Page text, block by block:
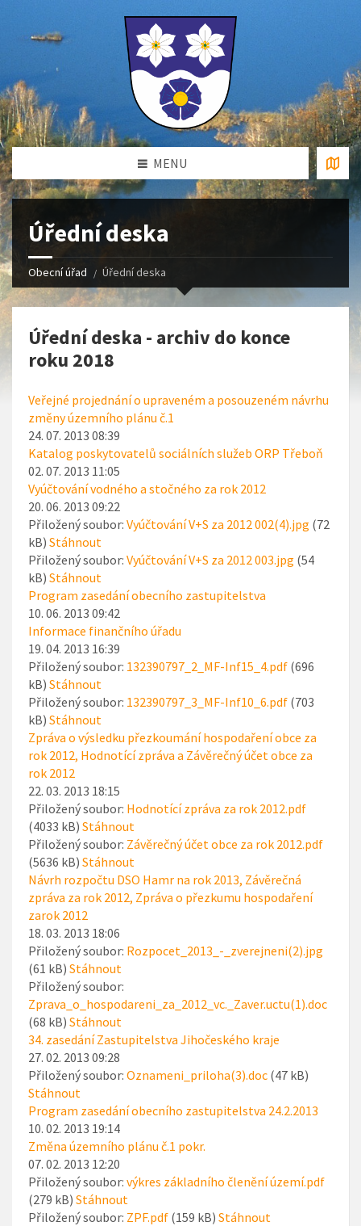
MENU
Úřední deska
Obecní úřad Úřední deska
Úřední deska - archiv do konce
roku 2018
Veřejné projednání o upraveném a posouzeném návrhu
změny územního plánu č.1
24. 07. 2013 08:39
Katalog poskytovatelů sociálních služeb ORP Třeboň
02. 07. 2013 11:05
Vyúčtování vodného a stočného za rok 2012
20. 06. 2013 09:22
Přiložený soubor: Vyúčtování V+S za 2012 002(4).jpg (72
kB) Stáhnout
Přiložený soubor: Vyúčtování V+S za 2012 003.jpg (54
kB) Stáhnout
Program zasedání obecního zastupitelstva
10. 06. 2013 09:42
Informace finančního úřadu
19. 04. 2013 16:39
Přiložený soubor: 132390797_2_MF-Inf15_4.pdf (696
kB) Stáhnout
Přiložený soubor: 132390797_3_MF-Inf10_6.pdf (703
kB) Stáhnout
Zpráva o výsledku přezkoumání hospodaření obce za
rok 2012, Hodnotící zpráva a Závěrečný účet obce za
rok 2012
22. 03. 2013 18:15
Přiložený soubor: Hodnotící zpráva za rok 2012.pdf
(4033 kB) Stáhnout
Přiložený soubor: Závěrečný účet obce za rok 2012.pdf
(5636 kB) Stáhnout
Návrh rozpočtu DSO Hamr na rok 2013, Závěrečná
zpráva za rok 2012, Zpráva o přezkumu hospodaření
zarok 2012
18. 03. 2013 18:06
Přiložený soubor: Rozpocet_2013_-_zverejneni(2).jpg
(61 kB) Stáhnout
Přiložený soubor:
Zprava_o_hospodareni_za_2012_vc._Zaver.uctu(1).doc
(68 kB) Stáhnout
34. zasedání Zastupitelstva Jihočeského kraje
27. 02. 2013 09:28
Přiložený soubor: Oznameni_priloha(3).doc (47 kB)
Stáhnout
Program zasedání obecního zastupitelstva 24.2.2013
10. 02. 2013 19:14
Změna územního plánu č.1 pokr.
07. 02. 2013 12:20
Přiložený soubor: výkres základního členění území.pdf
(279 kB) Stáhnout
Přiložený soubor: ZPF.pdf (159 kB) Stáhnout